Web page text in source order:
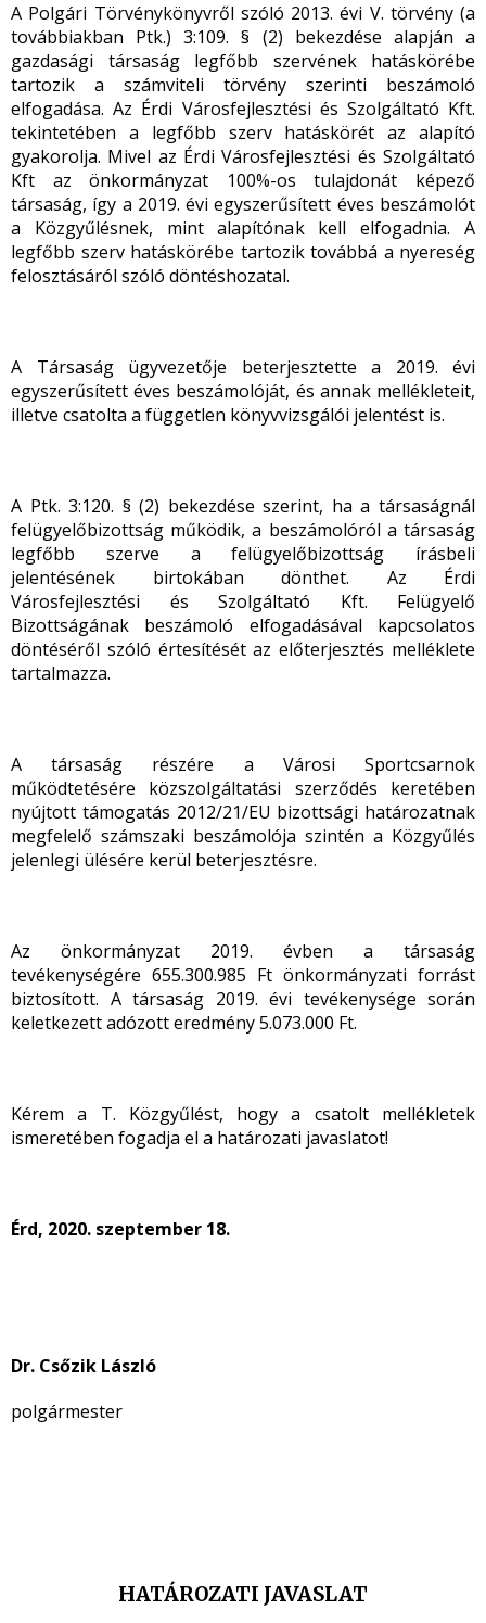
A Polgári Törvénykönyvről szóló 2013. évi V. törvény (a
továbbiakban Ptk.) 3:109. § (2) bekezdése alapján a
gazdasági társaság legfőbb szervének hatáskörébe
tartozik a számviteli törvény szerinti beszámoló
elfogadása. Az Érdi Városfejlesztési és Szolgáltató Kft.
tekintetében a legfőbb szerv hatáskörét az alapító
gyakorolja. Mivel az Érdi Városfejlesztési és Szolgáltató
Kft az önkormányzat 100%-os tulajdonát képező
társaság, így a 2019. évi egyszerűsített éves beszámolót
a Közgyűlésnek, mint alapítónak kell elfogadnia. A
legfőbb szerv hatáskörébe tartozik továbbá a nyereség
felosztásáról szóló döntéshozatal.
A Társaság ügyvezetője beterjesztette a 2019. évi
egyszerűsített éves beszámolóját, és annak mellékleteit,
illetve csatolta a független könyvvizsgálói jelentést is.
A Ptk. 3:120. § (2) bekezdése szerint, ha a társaságnál
felügyelőbizottság működik, a beszámolóról a társaság
legfőbb szerve a felügyelőbizottság írásbeli
jelentésének birtokában dönthet. Az Érdi
Városfejlesztési és Szolgáltató Kft. Felügyelő
Bizottságának beszámoló elfogadásával kapcsolatos
döntéséről szóló értesítését az előterjesztés melléklete
tartalmazza.
A társaság részére a Városi Sportcsarnok
működtetésére közszolgáltatási szerződés keretében
nyújtott támogatás 2012/21/EU bizottsági határozatnak
megfelelő számszaki beszámolója szintén a Közgyűlés
jelenlegi ülésére kerül beterjesztésre.
Az önkormányzat 2019. évben a társaság
tevékenységére 655.300.985 Ft önkormányzati forrást
biztosított. A társaság 2019. évi tevékenysége során
keletkezett adózott eredmény 5.073.000 Ft.
Kérem a T. Közgyűlést, hogy a csatolt mellékletek
ismeretében fogadja el a határozati javaslatot!
Érd, 2020. szeptember 18.
Dr. Csőzik László
polgármester
HATÁROZATI JAVASLAT